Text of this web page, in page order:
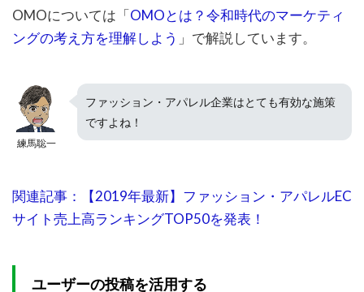
OMOについては「OMOとは？令和時代のマーケティ
ングの考え方を理解しよう 」で解説しています。
練馬聡一
ファッション・アパレル企業はとても有効な施策
ですよね！
関連記事：【2019年最新】ファッション・アパレルEC
サイト売上高ランキングTOP50を発表！
ユーザーの投稿を活用する